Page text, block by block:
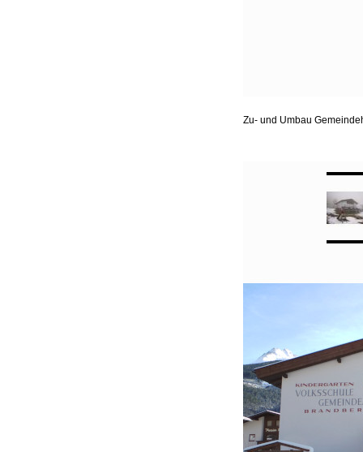
Zu- und Umbau